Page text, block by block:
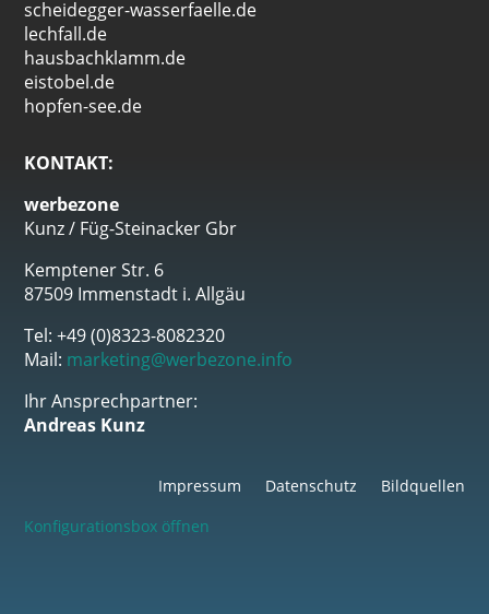
scheidegger-wasserfaelle.de
lechfall.de
hausbachklamm.de
eistobel.de
hopfen-see.de
KONTAKT:
werbezone
Kunz / Füg-Steinacker Gbr
Kemptener Str. 6
87509 Immenstadt i. Allgäu
Tel: +49 (0)8323-8082320
Mail: marketing@werbezone.info
Ihr Ansprechpartner:
Andreas Kunz
Impressum Datenschutz
Bildquellen
Konfigurationsbox öffnen